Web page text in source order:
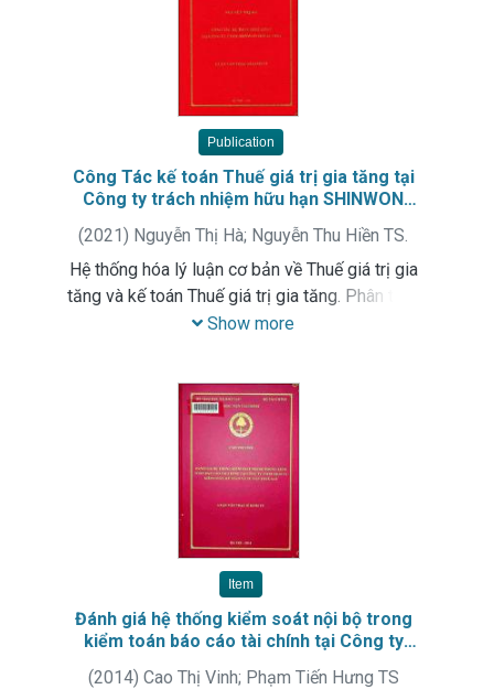
Publication
Công Tác kế toán Thuế giá trị gia tăng tại
Công ty trách nhiệm hữu hạn SHINWON
(2021 ) Nguyễn Thị Hà; Nguyễn Thu Hiền TS.
Hệ thống hóa lý luận cơ bản về Thuế giá trị gia
tăng và kế toán Thuế giá trị gia tăng. Phân tích,
đánh giá thực trạng công Tác kế toán Thuế giá
thiện kế toán Thuế giá trị gia tăng tại Công ty
trách nhiệm hữu hạn SHINWON METAL VINA
trong thời gian tới
Show more
Item
Đánh giá hệ thống kiểm soát nội bộ trong
kiểm toán báo cáo tài chính tại Công ty
thuế AAT
(2014) Cao Thị Vinh; Phạm Tiến Hưng TS